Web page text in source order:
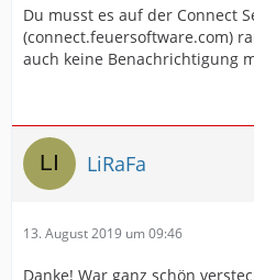
Du musst es auf der Connect
(connect.feuersoftware.com)
auch keine Benachrichtigung
LiRaFa
13. August 2019 um 09:46
Danke! War ganz schön